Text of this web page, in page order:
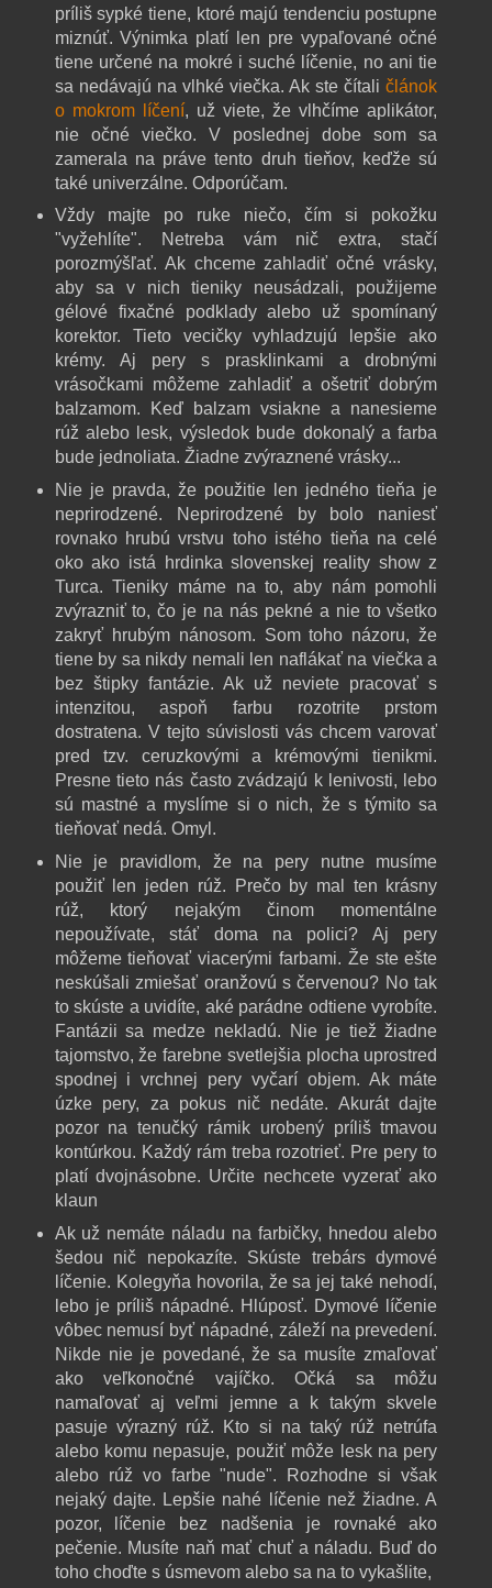
príliš sypké tiene, ktoré majú tendenciu postupne
miznúť. Výnimka platí len pre vypaľované očné
tiene určené na mokré i suché líčenie, no ani tie
sa nedávajú na vlhké viečka. Ak ste čítaličlánok
o mokrom líčení, už viete, že vlhčíme aplikátor,
nie očné viečko. V poslednej dobe som sa
zamerala na práve tento druh tieňov, keďže sú
také univerzálne. Odporúčam.
Vždy majte po ruke niečo, čím si pokožku
"vyžehlíte". Netreba vám nič extra, stačí
porozmýšľať. Ak chceme zahladiť očné vrásky,
aby sa v nich tieniky neusádzali, použijeme
gélové fixačné podklady alebo už spomínaný
korektor. Tieto vecičky vyhladzujú lepšie ako
krémy. Aj pery s prasklinkami a drobnými
vrásočkami môžeme zahladiť a ošetriť dobrým
balzamom. Keď balzam vsiakne a nanesieme
rúž alebo lesk, výsledok bude dokonalý a farba
bude jednoliata. Žiadne zvýraznené vrásky...
Nie je pravda, že použitie len jedného tieňa je
neprirodzené. Neprirodzené by bolo naniesť
rovnako hrubú vrstvu toho istého tieňa na celé
oko ako istá hrdinka slovenskej reality show z
Turca. Tieniky máme na to, aby nám pomohli
zvýrazniť to, čo je na nás pekné a nie to všetko
zakryť hrubým nánosom. Som toho názoru, že
tiene by sa nikdy nemali len naflákať na viečka a
bez štipky fantázie. Ak už neviete pracovať s
intenzitou, aspoň farbu rozotrite prstom
dostratena. V tejto súvislosti vás chcem varovať
pred tzv. ceruzkovými a krémovými tienikmi.
Presne tieto nás často zvádzajú k lenivosti, lebo
sú mastné a myslíme si o nich, že s týmito sa
tieňovať nedá. Omyl.
Nie je pravidlom, že na pery nutne musíme
použiť len jeden rúž. Prečo by mal ten krásny
rúž, ktorý nejakým činom momentálne
nepoužívate, stáť doma na polici? Aj pery
môžeme tieňovať viacerými farbami. Že ste ešte
neskúšali zmiešať oranžovú s červenou? No tak
to skúste a uvidíte, aké parádne odtiene vyrobíte.
Fantázii sa medze nekladú. Nie je tiež žiadne
tajomstvo, že farebne svetlejšia plocha uprostred
spodnej i vrchnej pery vyčarí objem. Ak máte
úzke pery, za pokus nič nedáte. Akurát dajte
pozor na tenučký rámik urobený príliš tmavou
kontúrkou. Každý rám treba rozotrieť. Pre pery to
platí dvojnásobne. Určite nechcete vyzerať ako
klaun
Ak už nemáte náladu na farbičky, hnedou alebo
šedou nič nepokazíte. Skúste trebárs dymové
líčenie. Kolegyňa hovorila, že sa jej také nehodí,
lebo je príliš nápadné. Hlúposť. Dymové líčenie
vôbec nemusí byť nápadné, záleží na prevedení.
Nikde nie je povedané, že sa musíte zmaľovať
ako veľkonočné vajíčko. Očká sa môžu
namaľovať aj veľmi jemne a k takým skvele
pasuje výrazný rúž. Kto si na taký rúž netrúfa
alebo komu nepasuje, použiť môže lesk na pery
alebo rúž vo farbe "nude". Rozhodne si však
nejaký dajte. Lepšie nahé líčenie než žiadne. A
pozor, líčenie bez nadšenia je rovnaké ako
pečenie. Musíte naň mať chuť a náladu. Buď do
toho choďte s úsmevom alebo sa na to vykašlite,